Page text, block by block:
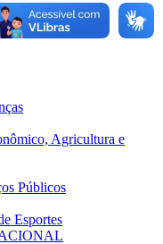
Agricultura e
Públicos
Esportes